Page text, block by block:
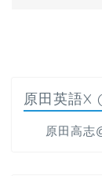
原田英語
原田高志